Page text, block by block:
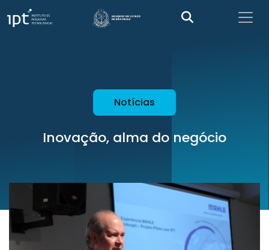
Notícias
Inovação, alma do negócio